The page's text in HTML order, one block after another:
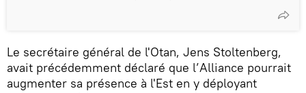
Le secrétaire général de l'Otan, Jens Stoltenberg,
avait précédemment déclaré que l’Alliance pourrait
augmenter sa présence à l'Est en y déployant